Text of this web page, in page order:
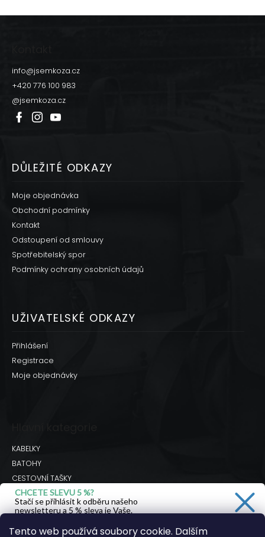
Tento web používá soubory cookie. Dalším
Z
info@jsemkoza.cz
+420 776 100 983
@jsemkoza.cz
DŮLEŽITÉ ODKAZY
Moje objednávka
Obchodní podmínky
Kontakt
Odstoupení od smlouvy
Spotřebitelský spor
Podmínky ochrany osobních údajů
UŽIVATELSKÉ ODKAZY
Přihlášení
Registrace
Moje objednávky
KABELKY
BATOHY
CESTOVNÍ TAŠKY
BRAŠNY
DOPLŇKY
CHCETE SLEVU 5 %?
Stačí se přihlásit k odběru našeho
newsletteru a 5 % sleva je Vaše.